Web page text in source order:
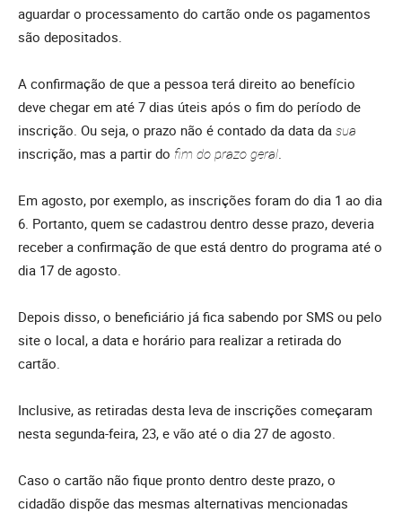
aguardar o processamento do cartão onde os pagamentos
são depositados.
A confirmação de que a pessoa terá direito ao benefício
deve chegar em até 7 dias úteis após o fim do período de
inscrição. Ou seja, o prazo não é contado da data da sua
inscrição, mas a partir do fim do prazo geral
Em agosto, por exemplo, as inscrições foram do dia 1 ao dia
6. Portanto, quem se cadastrou dentro desse prazo, deveria
receber a confirmação de que está dentro do programa até o
dia 17 de agosto.
Depois disso, o beneficiário já fica sabendo por SMS ou pelo
site o local, a data e horário para realizar a retirada do
cartão.
Inclusive, as retiradas desta leva de inscrições começaram
nesta segunda-feira, 23, e vão até o dia 27 de agosto.
Caso o cartão não fique pronto dentro deste prazo, o
cidadão dispõe das mesmas alternativas mencionadas